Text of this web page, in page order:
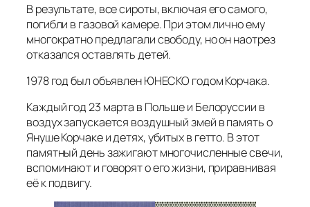
В результате, все сироты, включая его самого,
погибли в газовой камере. При этом лично ему
многократно предлагали свободу, но он наотрез
отказался оставлять детей.
1978 год был объявлен ЮНЕСКО годом Корчака.
Каждый год 23 марта в Польше и Белоруссии в
воздух запускается воздушный змей в память о
Януше Корчаке и детях, убитых в гетто. В этот
памятный день зажигают многочисленные свечи,
вспоминают и говорят о его жизни, приравнивая
её к подвигу.